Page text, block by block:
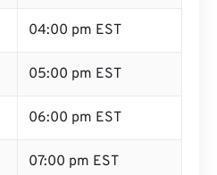
04:00 pm EST
05:00 pm EST
06:00 pm EST
07:00 pm EST